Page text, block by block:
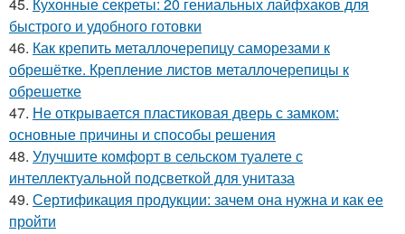
быстрого и удобного готовки
46. Как крепить металлочерепицу саморезами к
обрешётке. Крепление листов металлочерепицы к
обрешетке
47. Не открывается пластиковая дверь с замком:
основные причины и способы решения
48. Улучшите комфорт в сельском туалете с
интеллектуальной подсветкой для унитаза
49. Сертификация продукции: зачем она нужна и как ее
пройти